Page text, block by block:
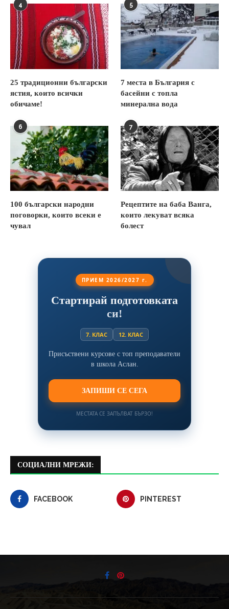
4
25 традиционни български
ястия, които всички
обичаме!
5
7 места в България с
басейни с топла
минерална вода
6
100 български народни
поговорки, които всеки е
чувал
7
Рецептите на баба Ванга,
които лекуват всяка
болест
ПРИЕМ 2026/2027 г.
Стартирай подготовката
си!
7. КЛАС 12. КЛАС
Присъствени курсове с топ преподаватели
в школа Аслан.
ЗАПИШИ СЕ СЕГА
МЕСТАТА СЕ ЗАПЪЛВАТ БЪРЗО!
СОЦИАЛНИ МРЕЖИ:
FACEBOOK PINTEREST